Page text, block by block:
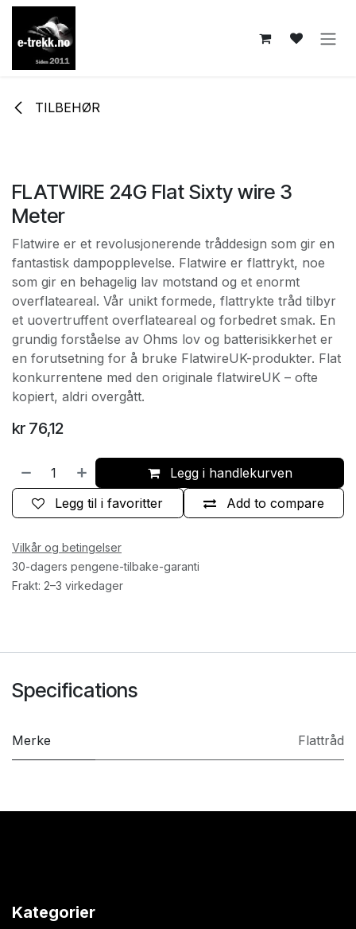
Skip to Content
TILBEHØR
FLATWIRE 24G Flat Sixty wire 3
Meter
Flatwire er et revolusjonerende tråddesign som gir en
fantastisk dampopplevelse. Flatwire er flattrykt, noe
som gir en behagelig lav motstand og et enormt
overflateareal. Vår unikt formede, flattrykte tråd tilbyr
et uovertruffent overflateareal og forbedret smak. En
grundig forståelse av Ohms lov og batterisikkerhet er
en forutsetning for å bruke FlatwireUK-produkter. Flat
konkurrentene med den originale flatwireUK – ofte
kopiert, aldri overgått.
kr 76,12
Legg i handlekurven
Add to compare
Legg til i favoritter
Vilkår og betingelser
30-dagers pengene-tilbake-garanti
Frakt: 2–3 virkedager
Specifications
Merke Flattråd
Kategorier